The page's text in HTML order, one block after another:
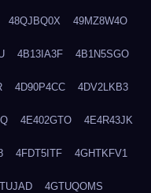
48QJBQ0X 49MZ8W4O
4B13IA3F 4B1N5SGO
4D90P4CC 4DV2LKB3
4E402GTO 4E4R43JK
4FDT5ITF 4GHTKFV1
4GTUQOMS